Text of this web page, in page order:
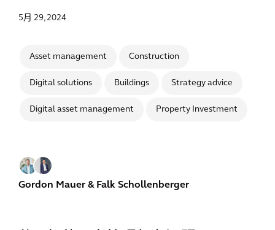
5月 29, 2024
Asset management Construction
Digital solutions Buildings Strategy advice
Digital asset management Property Investment
Gordon Mauer& Falk Schollenberger